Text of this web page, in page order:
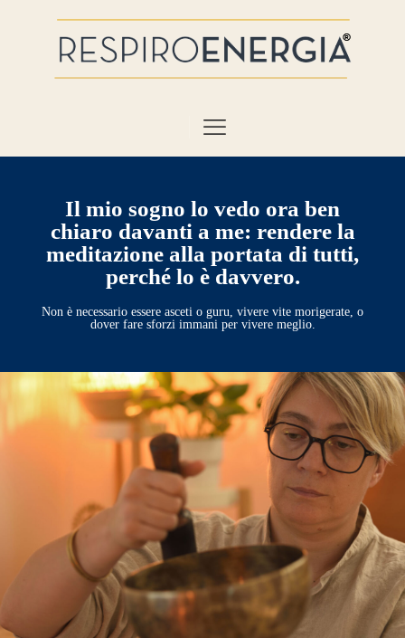
Il mio sogno lo vedo ora ben
chiaro davanti a me: rendere la
meditazione alla portata di tutti,
perché lo è davvero.
Non è necessario essere asceti o guru, vivere vite morigerate, o
dover fare sforzi immani per vivere meglio.